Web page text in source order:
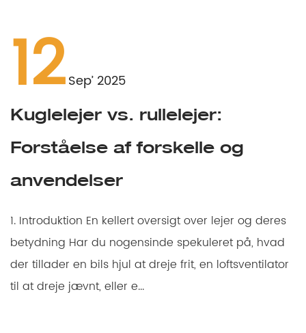
12Sep’ 2025
Kuglelejer vs. rullelejer:
Forståelse af forskelle og
anvendelser
1. Introduktion En kellert oversigt over lejer og deres
betydning Har du nogensinde spekuleret på, hvad
der tillader en bils hjul at dreje frit, en loftsventilator
til at dreje jævnt, eller e...